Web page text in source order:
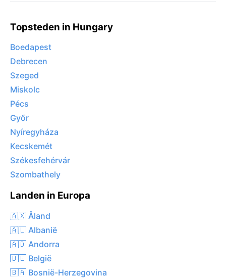
Topsteden in Hungary
Boedapest
Debrecen
Szeged
Miskolc
Pécs
Győr
Nyíregyháza
Kecskemét
Székesfehérvár
Szombathely
Landen in Europa
🇦🇽 Åland
🇦🇱 Albanië
🇦🇩 Andorra
🇧🇪 België
🇧🇦 Bosnië-Herzegovina